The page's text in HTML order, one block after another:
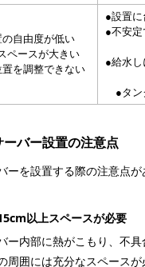
自由度が低い
ペースが大きい
を調整できない
●設置
●不安
●給水
●タ
ーバー設置の注意点
ーを設置する際の注意点が
以上スペースが必要
ー内部に熱がこもり、不
周囲には充分なスペース